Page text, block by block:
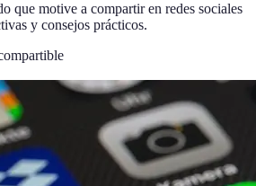
que motive a compartir en redes sociales
y consejos prácticos.